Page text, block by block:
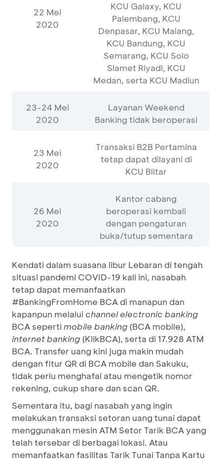
22 Mei
2020
KCU Galaxy, KCU
Palembang, KCU
Denpasar, KCU Malang,
KCU Bandung, KCU
Semarang, KCU Solo
Slamet Riyadi, KCU
Medan, serta KCU Madiun
23-24 Mei
2020
Layanan Weekend
Banking tidak beroperasi
23 Mei
2020
Transaksi B2B Pertamina
tetap dapat dilayani di
KCU Blitar
26 Mei
2020
Kantor cabang
beroperasi kembali
dengan pengaturan
buka/tutup sementara
Kendati dalam suasana libur Lebaran di tengah
situasi pandemi COVID-19 kali ini, nasabah
tetap dapat memanfaatkan
#BankingFromHome BCA di manapun dan
kapanpun melalui channel electronic banking
BCA sepertimobile banking (BCA mobile),
internet banking (KlikBCA), serta di 17.928 ATM
BCA. Transfer uang kini juga makin mudah
dengan fitur QR di BCA mobile dan Sakuku,
tidak perlu menghafal atau mengetik nomor
rekening, cukup share dan scan QR.
Sementara itu, bagi nasabah yang ingin
melakukan transaksi setoran uang tunai dapat
menggunakan mesin ATM Setor Tarik BCA yang
telah tersebar di berbagai lokasi. Atau
memanfaatkan fasilitas Tarik Tunai Tanpa Kartu